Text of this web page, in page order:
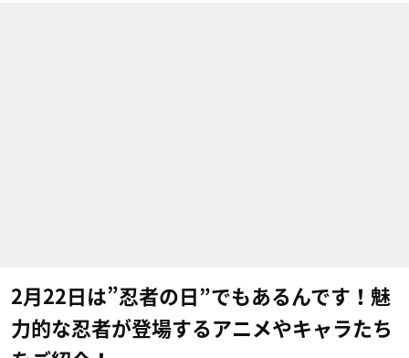
2月22日は”忍者の日”でもあるんです！魅
力的な忍者が登場するアニメやキャラたち